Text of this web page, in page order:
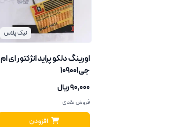
نیک پلاس
اورینگ دلکو پراید انژکتور ای ام
جی109001
۹۰٬۰۰۰ ریال
فروش نقدی
افزودن